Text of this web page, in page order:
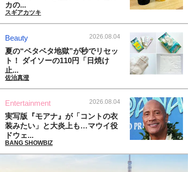
カの...
スギアカツキ
Beauty 2026.08.04
夏の“ベタベタ地獄”が秒でリセッ
ト！ ダイソーの110円「日焼け
止...
佐治真澄
Entertainment 2026.08.04
実写版『モアナ』が「コントの衣
装みたい」と大炎上も…マウイ役
ドウェ...
BANG SHOWBIZ